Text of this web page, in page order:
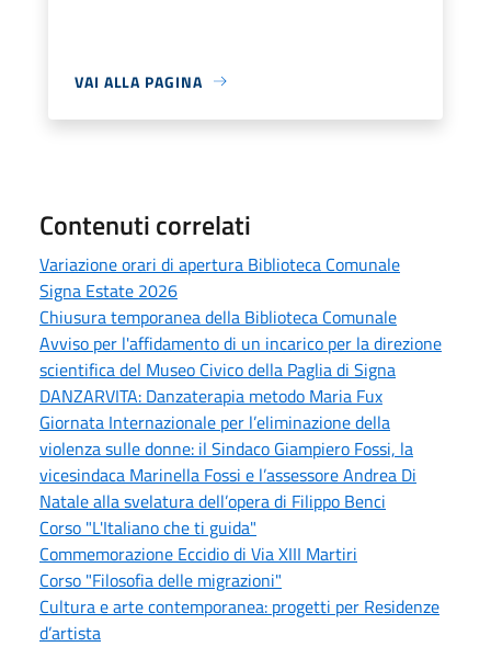
VAI ALLA PAGINA
Contenuti correlati
Variazione orari di apertura Biblioteca Comunale
Signa Estate 2026
Chiusura temporanea della Biblioteca Comunale
Avviso per l'affidamento di un incarico per la direzione
scientifica del Museo Civico della Paglia di Signa
DANZARVITA: Danzaterapia metodo Maria Fux
Giornata Internazionale per l’eliminazione della
violenza sulle donne: il Sindaco Giampiero Fossi, la
vicesindaca Marinella Fossi e l’assessore Andrea Di
Natale alla svelatura dell’opera di Filippo Benci
Corso "L'Italiano che ti guida"
Commemorazione Eccidio di Via XIII Martiri
Corso "Filosofia delle migrazioni"
Cultura e arte contemporanea: progetti per Residenze
d’artista